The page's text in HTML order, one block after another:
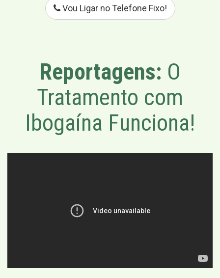
Vou Ligar no Telefone Fixo!
Reportagens: O
Tratamento com
Ibogaína Funciona!